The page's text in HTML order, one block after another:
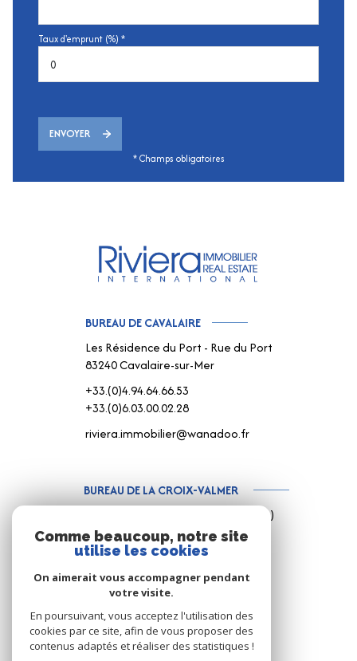
Taux d'emprunt (%) *
ENVOYER
* Champs obligatoires
BUREAU DE CAVALAIRE
Les Résidence du Port - Rue du Port
83240 Cavalaire-sur-Mer
+33.(0)4.94.64.66.53
+33.(0)6.03.00.02.28
riviera.immobilier@wanadoo.fr
BUREAU DE LA CROIX-VALMER
187 Rue Louis Martin ( Rue centrale )
83420 La Croix-Valmer
+33.(0)4.94.79.59.18
+33.(0)6.15.75.38.65
info@rivimo.com
Comme beaucoup, notre site
utilise les cookies
On aimerait vous accompagner pendant
votre visite.
En poursuivant, vous acceptez l'utilisation des
cookies par ce site, afin de vous proposer des
contenus adaptés et réaliser des statistiques !